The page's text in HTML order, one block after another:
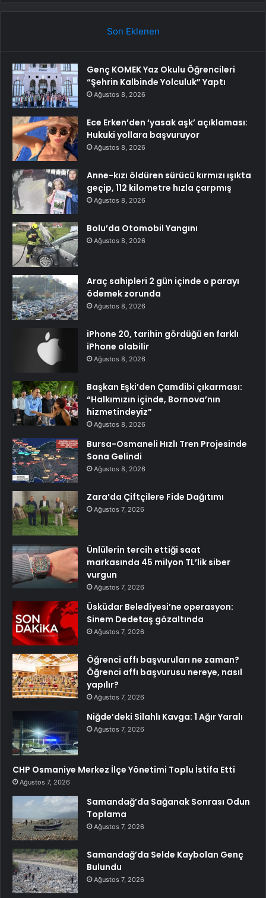
Son Eklenen
Genç KOMEK Yaz Okulu Öğrencileri
“Şehrin Kalbinde Yolculuk” Yaptı
Ağustos 8, 2026
Ece Erken’den ‘yasak aşk’ açıklaması:
Hukuki yollara başvuruyor
Ağustos 8, 2026
Anne-kızı öldüren sürücü kırmızı ışıkta
geçip, 112 kilometre hızla çarpmış
Ağustos 8, 2026
Bolu’da Otomobil Yangını
Ağustos 8, 2026
Araç sahipleri 2 gün içinde o parayı
ödemek zorunda
Ağustos 8, 2026
iPhone 20, tarihin gördüğü en farklı
iPhone olabilir
Ağustos 8, 2026
Başkan Eşki’den Çamdibi çıkarması:
“Halkımızın içinde, Bornova’nın
hizmetindeyiz”
Ağustos 8, 2026
Bursa-Osmaneli Hızlı Tren Projesinde
Sona Gelindi
Ağustos 8, 2026
Zara’da Çiftçilere Fide Dağıtımı
Ağustos 7, 2026
Ünlülerin tercih ettiği saat
markasında 45 milyon TL’lik siber
vurgun
Ağustos 7, 2026
Üsküdar Belediyesi’ne operasyon:
Sinem Dedetaş gözaltında
Ağustos 7, 2026
Öğrenci affı başvuruları ne zaman?
Öğrenci affı başvurusu nereye, nasıl
yapılır?
Ağustos 7, 2026
Niğde’deki Silahlı Kavga: 1 Ağır Yaralı
Ağustos 7, 2026
CHP Osmaniye Merkez İlçe Yönetimi Toplu İstifa Etti
Ağustos 7, 2026
Samandağ’da Sağanak Sonrası Odun
Toplama
Ağustos 7, 2026
Samandağ’da Selde Kaybolan Genç
Bulundu
Ağustos 7, 2026